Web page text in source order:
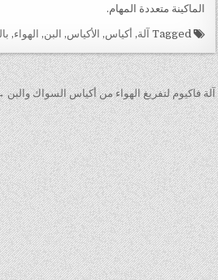
الماكينة متعددة المهام.
Tagged آلة, أكياس, الأكياس, البن, الهواء,
تصفّح
المقالات
آلة فاكيوم لتفريغ الهواء من أكياس السواك والبن